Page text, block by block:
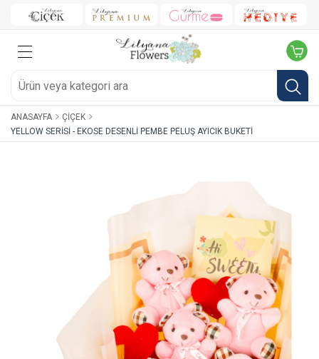
ANASAYFA
ÇIÇEK
YELLOW SERISI - EKOSE DESENLI PEMBE PELUŞ AYICIK BUKETI